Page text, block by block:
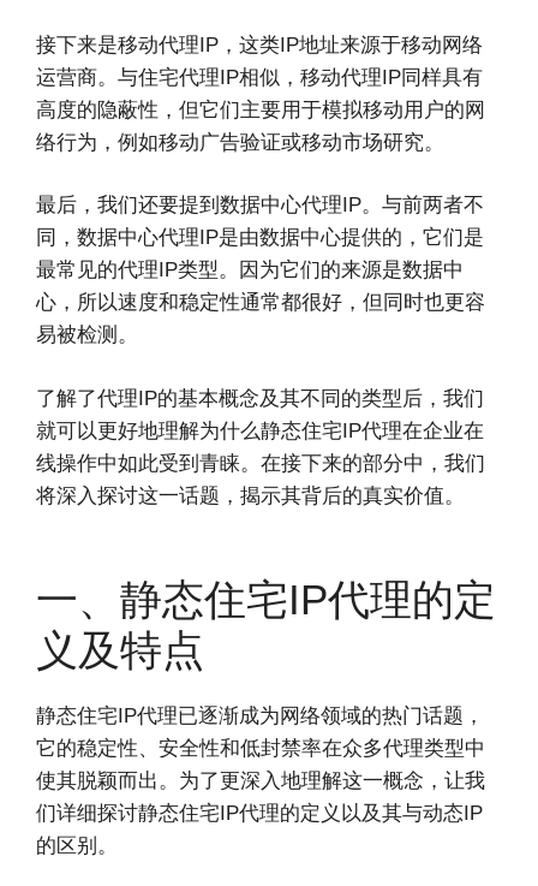
接下来是移动代理IP，这类IP地址来源于移动网络
运营商。与住宅代理IP相似，移动代理IP同样具有
高度的隐蔽性，但它们主要用于模拟移动用户的网
络行为，例如移动广告验证或移动市场研究。
最后，我们还要提到数据中心代理IP。与前两者不
同，数据中心代理IP是由数据中心提供的，它们是
最常见的代理IP类型。因为它们的来源是数据中
心，所以速度和稳定性通常都很好，但同时也更容
易被检测。
了解了代理IP的基本概念及其不同的类型后，我们
就可以更好地理解为什么静态住宅IP代理在企业在
线操作中如此受到青睐。在接下来的部分中，我们
将深入探讨这一话题，揭示其背后的真实价值。
一、静态住宅IP代理的定
义及特点
静态住宅IP代理已逐渐成为网络领域的热门话题，
它的稳定性、安全性和低封禁率在众多代理类型中
使其脱颖而出。为了更深入地理解这一概念，让我
们详细探讨静态住宅IP代理的定义以及其与动态IP
的区别。